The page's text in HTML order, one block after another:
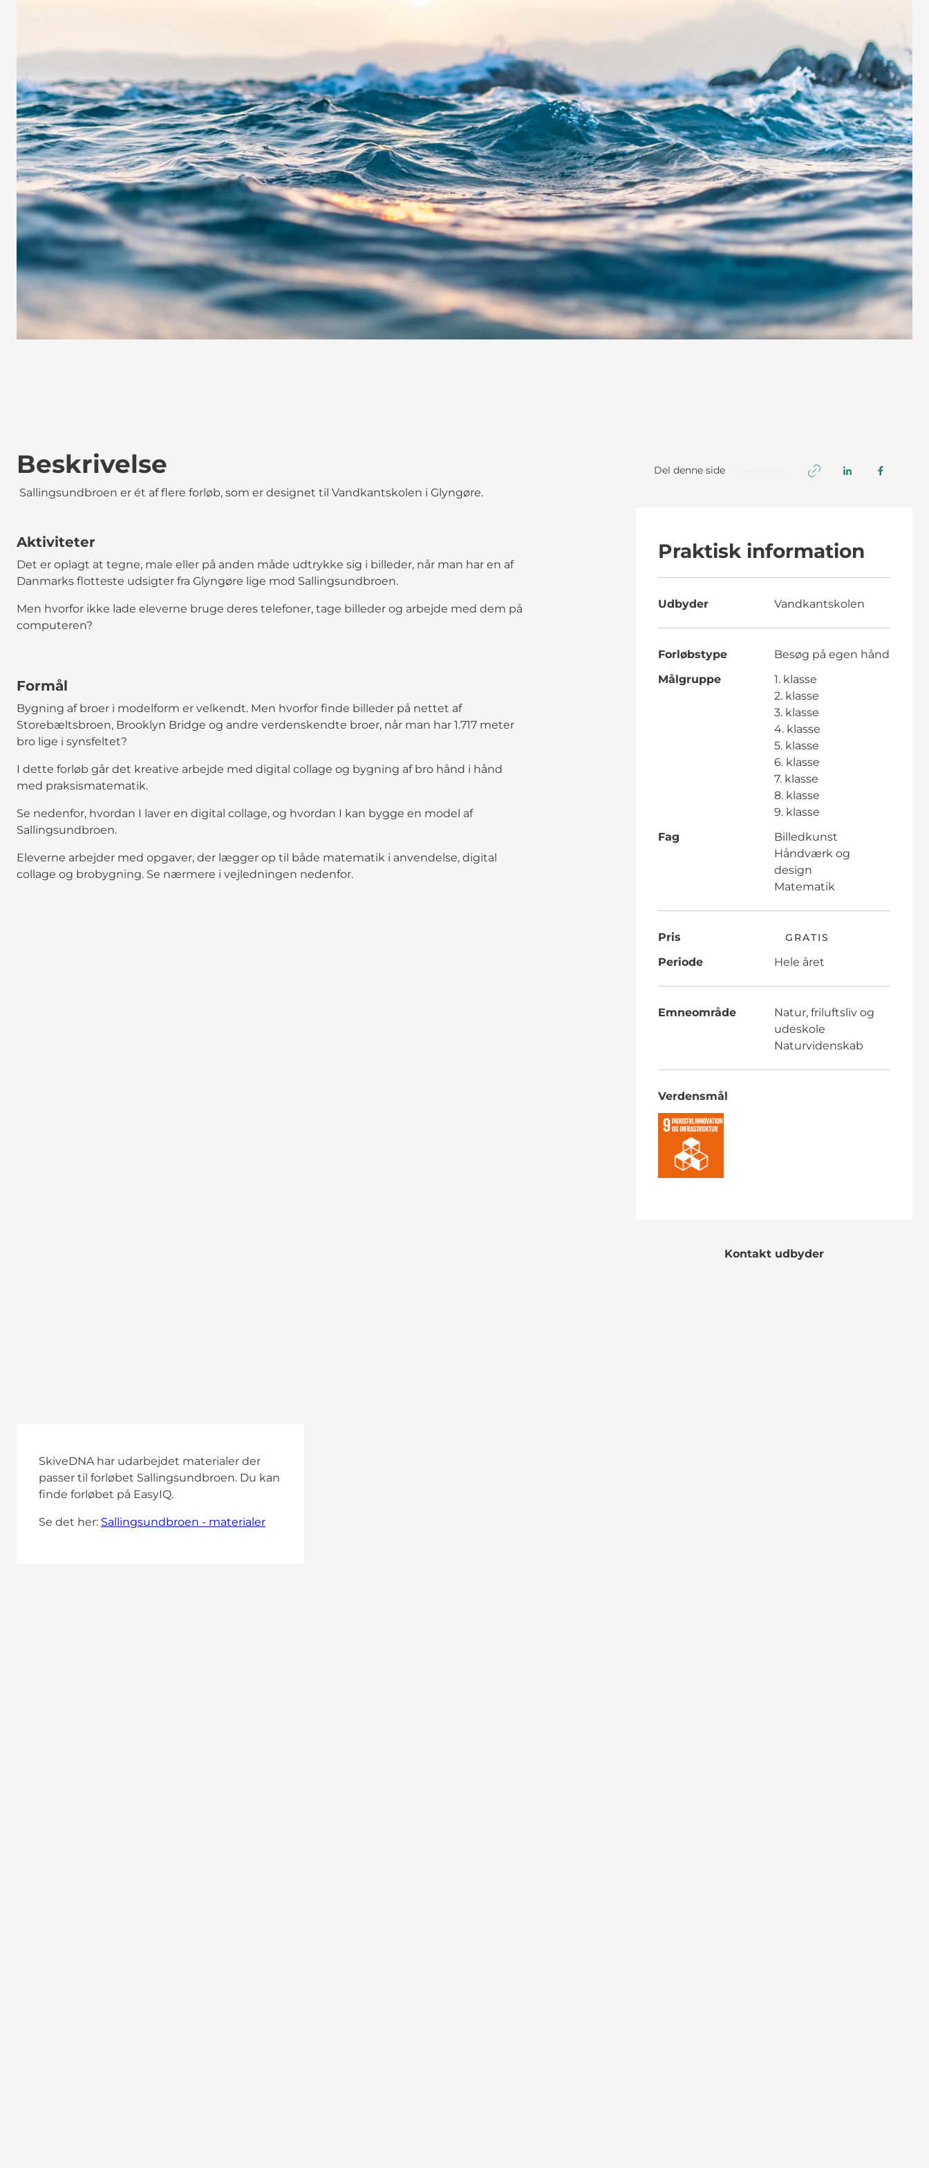
Beskrivelse
Sallingsundbroen er ét af flere forløb, som er designet til Vandkantskolen i Glyngøre.
Aktiviteter
Det er oplagt at tegne, male eller på anden måde udtrykke sig i billeder, når man har en af
Danmarks flotteste udsigter fra Glyngøre lige mod Sallingsundbroen.
Men hvorfor ikke lade eleverne bruge deres telefoner, tage billeder og arbejde med dem på
computeren?
Formål
Bygning af broer i modelform er velkendt. Men hvorfor finde billeder på nettet af
Storebæltsbroen, Brooklyn Bridge og andre verdenskendte broer, når man har 1.717 meter
bro lige i synsfeltet?
I dette forløb går det kreative arbejde med digital collage og bygning af bro hånd i hånd
med praksismatematik.
Se nedenfor, hvordan I laver en digital collage, og hvordan I kan bygge en model af
Sallingsundbroen.
Eleverne arbejder med opgaver, der lægger op til både matematik i anvendelse, digital
collage og brobygning. Se nærmere i vejledningen nedenfor.
Del denne side
Praktisk information
Udbyder Vandkantskolen
Forløbstype
Besøg på egen hånd
Målgruppe
1. klasse
2. klasse
3. klasse
4. klasse
5. klasse
6. klasse
7. klasse
8. klasse
9. klasse
Fag
Billedkunst
Håndværk og
design
Matematik
Pris GRATIS
Periode Hele året
Emneområde
Natur, friluftsliv og
udeskole
Naturvidenskab
Verdensmål
Kontakt udbyder
SkiveDNA har udarbejdet materialer der
passer til forløbet Sallingsundbroen. Du kan
finde forløbet på EasyIQ.
Se det her: Sallingsundbroen - materialer